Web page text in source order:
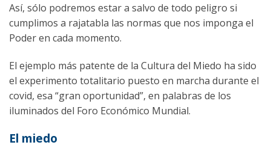
Así, sólo podremos estar a salvo de todo peligro si
cumplimos a rajatabla las normas que nos imponga el
Poder en cada momento.
El ejemplo más patente de la Cultura del Miedo ha sido
el experimento totalitario puesto en marcha durante el
covid, esa “gran oportunidad”, en palabras de los
iluminados del Foro Económico Mundial.
El miedo